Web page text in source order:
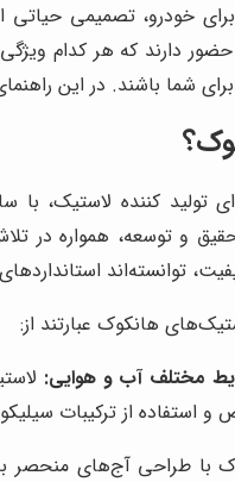
خودرو، تصمیمی حیاتی
حضور دارند که هر کدام
برای شما باشند. در این
و توسعه، همواره در
توانسته‌اند
هانکوک عبارتند از:
مختلف آب و هوایی:
استفاده از ترکیبات
با طراحی آج‌های منحصر به